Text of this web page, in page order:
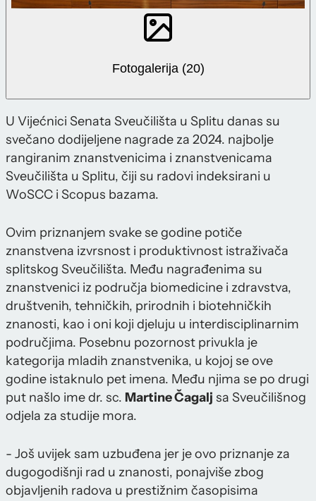
Fotogalerija (20)
U Vijećnici Senata Sveučilišta u Splitu danas su
svečano dodijeljene nagrade za 2024. najbolje
rangiranim znanstvenicima i znanstvenicama
Sveučilišta u Splitu, čiji su radovi indeksirani u
WoSCC i Scopus bazama.
Ovim priznanjem svake se godine potiče
znanstvena izvrsnost i produktivnost istraživača
splitskog Sveučilišta. Među nagrađenima su
znanstvenici iz područja biomedicine i zdravstva,
društvenih, tehničkih, prirodnih i biotehničkih
znanosti, kao i oni koji djeluju u interdisciplinarnim
područjima. Posebnu pozornost privukla je
kategorija mladih znanstvenika, u kojoj se ove
godine istaknulo pet imena. Među njima se po drugi
put našlo ime dr. sc. Martine Čagalj sa Sveučilišnog
odjela za studije mora.
- Još uvijek sam uzbuđena jer je ovo priznanje za
dugogodišnji rad u znanosti, ponajviše zbog
objavljenih radova u prestižnim časopisima